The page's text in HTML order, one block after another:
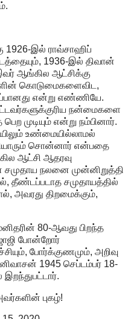
இல் ராவ்சாஹிப்
1936-இல் திவான்
ஆங்கில ஆட்சிக்கு
கொடுமைகளைவிட,
என்று எண்ணியே.
நன்மைகளை
முடியும் என்று நம்பினார்.
உண்மையில்லாமல்
சொன்னார் என்பதை
ஆட்சி ஆதரவு
நலனை முன்னிறுத்தி
தீண்டப்படாத சமுதாயத்தில்
அவரது திறமைக்கும்,
80-ஆவது பிறந்த
போன்றோர்
போர்க்குணமும், அறிவு
1945 செப்டம்பர் 18-
புகழ்!